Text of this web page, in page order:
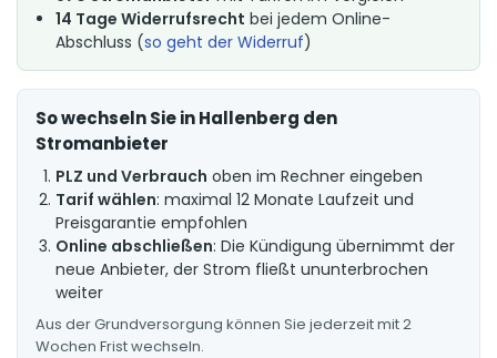
14 Tage Widerrufsrecht bei jedem Online-
Abschluss (so geht der Widerruf)
So wechseln Sie in Hallenberg den
Stromanbieter
PLZ und Verbrauch oben im Rechner eingeben
Tarif wählen: maximal 12 Monate Laufzeit und
Preisgarantie empfohlen
Online abschließen: Die Kündigung übernimmt der
neue Anbieter, der Strom fließt ununterbrochen
weiter
Aus der Grundversorgung können Sie jederzeit mit 2
Wochen Frist wechseln.